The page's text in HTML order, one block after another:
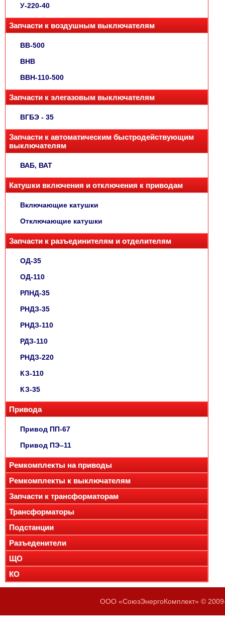
У-220-40
Запчасти к воздушным выключателям
ВВ-500
ВНВ
ВВН-110-500
Запчасти к элегазовым выключателям
ВГБЭ - 35
Запчасти к автоматическим быстродействующим
выключателям
ВАБ, ВАТ
Катушки включения и отключения к приводам
Включающие катушки
Отключающие катушки
Запчасти к разъединителям и отделителям
ОД-35
ОД-110
РЛНД-35
РНДЗ-35
РНДЗ-110
РДЗ-110
РНДЗ-220
КЗ-110
КЗ-35
Привода
Привод ПП-67
Привод ПЭ–11
Ремкомплекты на приводы
Ремкомплекты к выключателям
Запчасти к трансформаторам
Трансформаторы
Подстанции
Разъеденители
ЩО
КО
ООО «СоюзЭнергоКомплект» ©